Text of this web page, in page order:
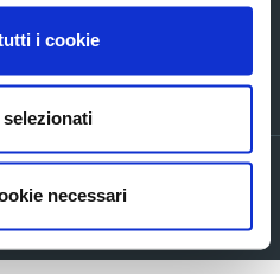
i cookie
necessari
(TV) tel +39 0438 980098 fax +39